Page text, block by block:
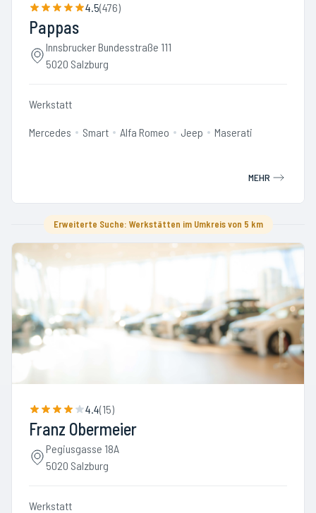
4.5(476)
Pappas
Innsbrucker Bundesstraße 111
5020 Salzburg
Werkstatt
Mercedes Smart Alfa Romeo Jeep Maserati
MEHR
Erweiterte Suche: Werkstätten im Umkreis von 5 km
4.4(15)
Franz Obermeier
Pegiusgasse 18A
5020 Salzburg
Werkstatt